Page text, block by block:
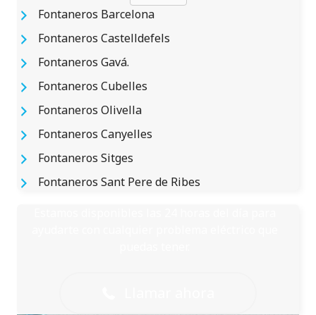
Fontaneros Barcelona
Fontaneros Castelldefels
Fontaneros Gavá.
Fontaneros Cubelles
Fontaneros Olivella
Fontaneros Canyelles
Fontaneros Sitges
Fontaneros Sant Pere de Ribes